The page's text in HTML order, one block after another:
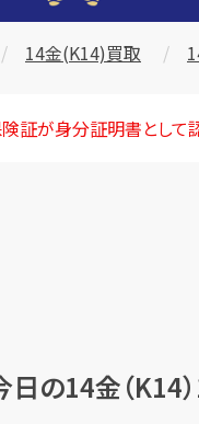
14金(K14)買取
が身分証明書として
日の14金（K14）